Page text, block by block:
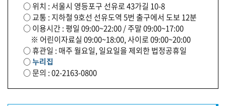
○ 위치 : 서울시 영등포구 선유로 43가길 10-8
○ 교통 : 지하철 9호선 선유도역 5번 출구에서 도보 12분
○ 이용시간 : 평일 09:00~22:00 / 주말 09:00~17:00
※ 어린이자료실 09:00~18:00, 사이로 09:00~20:00
○ 휴관일 : 매주 월요일, 일요일을 제외한 법정공휴일
○누리집
○ 문의 : 02-2163-0800